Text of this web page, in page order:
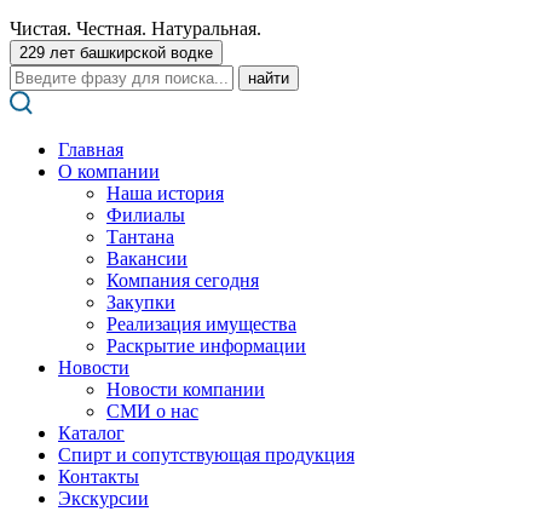
Чистая. Честная. Натуральная.
229 лет башкирской водке
Поиск:
Главная
О компании
Наша история
Филиалы
Тантана
Вакансии
Компания сегодня
Закупки
Реализация имущества
Раскрытие информации
Новости
Новости компании
СМИ о нас
Каталог
Спирт и сопутствующая продукция
Контакты
Экскурсии